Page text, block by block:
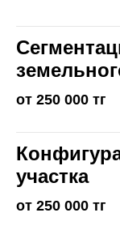
от 250 000 тг
участка
от 250 000 тг